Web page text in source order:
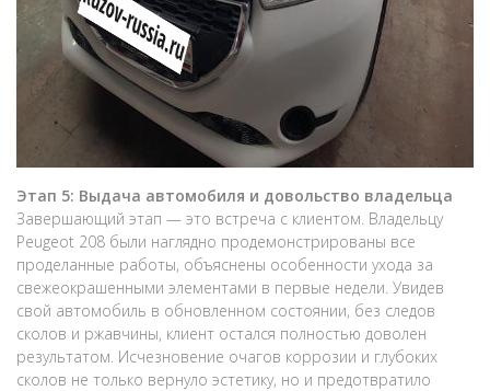
Этап 5: Выдача автомобиля и довольство владельца
Завершающий этап — это встреча с клиентом. Владельцу
Peugeot 208 были наглядно продемонстрированы все
проделанные работы, объяснены особенности ухода за
свежеокрашенными элементами в первые недели. Увидев
свой автомобиль в обновленном состоянии, без следов
сколов и ржавчины, клиент остался полностью доволен
результатом. Исчезновение очагов коррозии и глубоких
сколов не только вернуло эстетику, но и предотвратило